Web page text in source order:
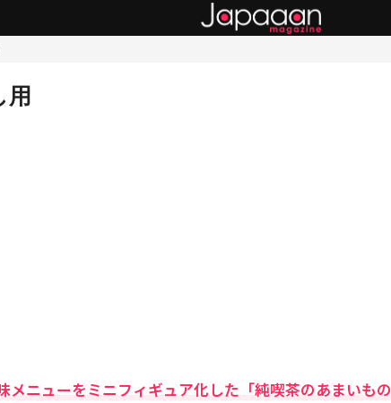
用
メニューをミニフィギュア化した「純喫茶のあまいもの